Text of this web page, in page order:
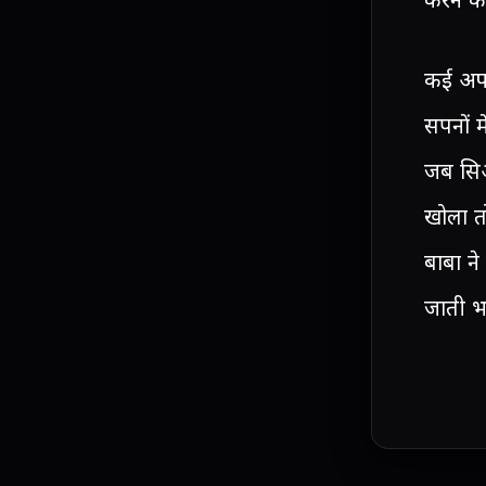
कई
सपनों
जब
खोला
बाबा
जाती